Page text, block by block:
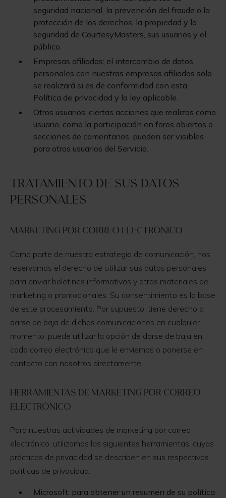
seguridad nacional, la prevención del fraude o la
protección de los derechos, la propiedad y la
seguridad de CourtesyMasters, sus usuarios y el
público.
Empresas afiliadas: el intercambio de datos
personales con nuestras empresas afiliadas solo
se realizará si es de conformidad con esta
Política de privacidad y la ley aplicable.
Otros usuarios: ciertas acciones que realizas como
usuario, como la participación en foros abiertos o
secciones de comentarios, pueden ser visibles
para otros usuarios del Servicio.
Tratamiento de sus datos
personales
Marketing por correo electrónico
Como parte de nuestra estrategia de comunicación, nos
reservamos el derecho de utilizar sus datos personales
para enviar boletines informativos y otros materiales de
marketing o promocionales. Su consentimiento es la base
de este procesamiento. Por supuesto, tiene derecho a
darse de baja de dichas comunicaciones en cualquier
momento; puede utilizar la opción de darse de baja en
cada correo electrónico que le enviemos o ponerse en
contacto con nosotros directamente.
Herramientas de marketing por correo
electrónico
Para nuestras actividades de marketing por correo
electrónico, utilizamos las siguientes herramientas, cuyas
prácticas de privacidad se describen en sus respectivas
políticas de privacidad:
Microsoft: para obtener un resumen de su política